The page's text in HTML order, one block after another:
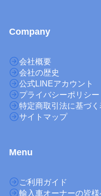
Company
会社概要
会社の歴史
公式LINEアカウント
プライバシーポリシー
特定商取引法に基づ
サイトマップ
Menu
ご利用ガイド
輸入車オーナーの皆